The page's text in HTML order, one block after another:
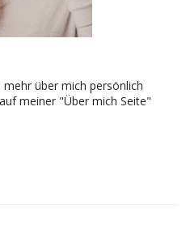
über mich persönlich
meiner "Über mich Seite"